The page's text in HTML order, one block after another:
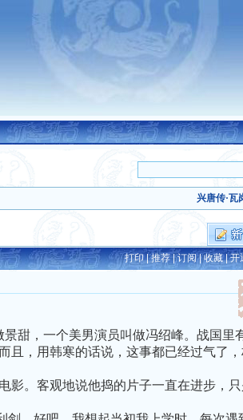
兴唐传·瓦岗山
打印|推荐|订阅|收藏|开
甜，一个美男演员叫做冯绍峰。战国里
用韩寒的话说，这事都已经过气了，
客观地说他捣的片子一直在进步，只